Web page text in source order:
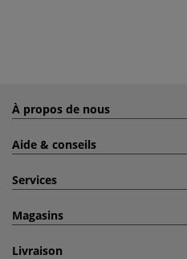
À propos de nous
Aide & conseils
Services
Magasins
Livraison